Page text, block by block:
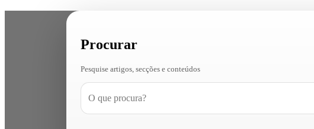
Procurar
Pesquise artigos, secções e conteúdos